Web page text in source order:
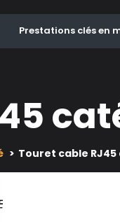
Prestations clés en
Touret cable